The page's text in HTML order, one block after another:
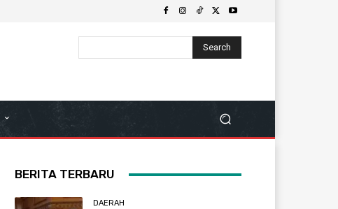
Search
BERITA TERBARU
DAERAH